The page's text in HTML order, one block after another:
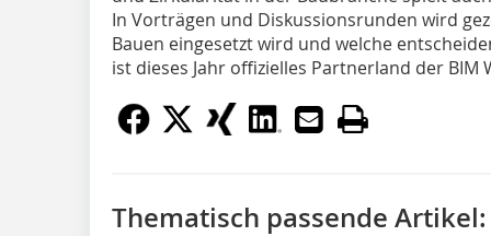
In Vorträgen und Diskussionsrunden wird
Bauen eingesetzt wird und welche
ist dieses Jahr offizielles Partnerland der BIM
Thematisch passende Artikel: